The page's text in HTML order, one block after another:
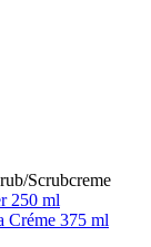
Scrubcreme
250 ml